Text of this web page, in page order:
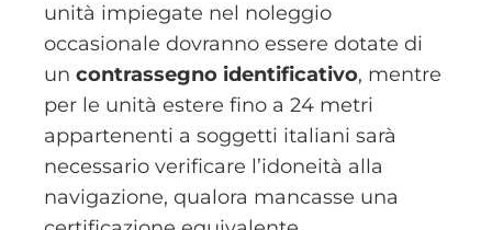
unità impiegate nel noleggio
occasionale dovranno essere dotate di
un contrassegno identificativo, mentre
per le unità estere fino a 24 metri
appartenenti a soggetti italiani sarà
necessario verificare l’idoneità alla
navigazione, qualora mancasse una